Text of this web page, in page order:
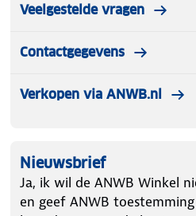
Veelgestelde vragen
Contactgegevens
Verkopen via ANWB.nl
Nieuwsbrief
Ja, ik wil de ANWB Winkel
en geef ANWB